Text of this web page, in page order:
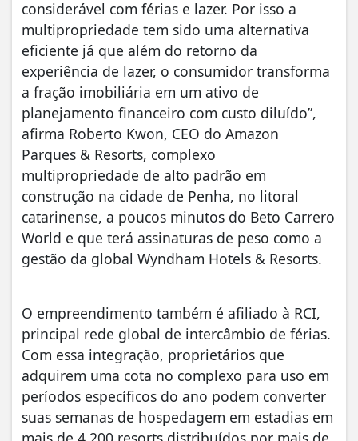
considerável com férias e lazer. Por isso a
multipropriedade tem sido uma alternativa
eficiente já que além do retorno da
experiência de lazer, o consumidor transforma
a fração imobiliária em um ativo de
planejamento financeiro com custo diluído”,
afirma Roberto Kwon, CEO do Amazon
Parques & Resorts, complexo
multipropriedade de alto padrão em
construção na cidade de Penha, no litoral
catarinense, a poucos minutos do Beto Carrero
World e que terá assinaturas de peso como a
gestão da global Wyndham Hotels & Resorts.
O empreendimento também é afiliado à RCI,
principal rede global de intercâmbio de férias.
Com essa integração, proprietários que
adquirem uma cota no complexo para uso em
períodos específicos do ano podem converter
suas semanas de hospedagem em estadias em